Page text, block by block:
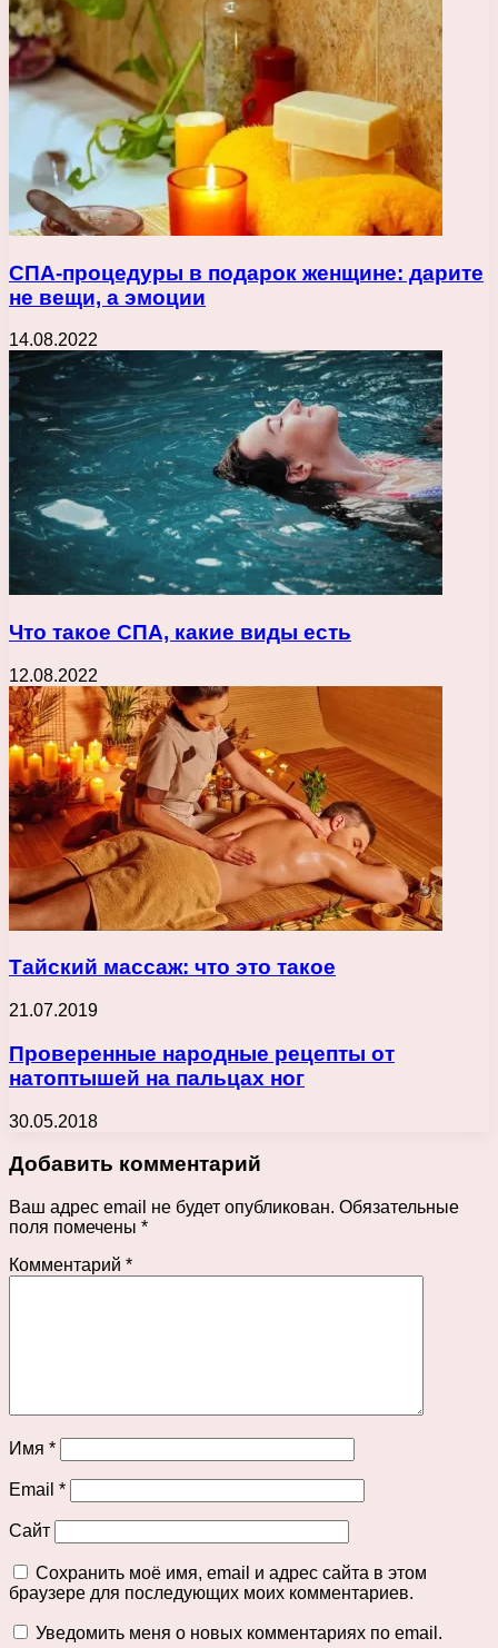
СПА-процедуры в подарок женщине: дарите
не вещи, а эмоции
14.08.2022
Что такое СПА, какие виды есть
12.08.2022
Тайский массаж: что это такое
21.07.2019
Проверенные народные рецепты от
натоптышей на пальцах ног
30.05.2018
Добавить комментарий
Ваш адрес email не будет опубликован. Обязательные
поля помечены *
Комментарий *
Имя *
Email *
Сайт
Сохранить моё имя, email и адрес сайта в этом
браузере для последующих моих комментариев.
Уведомить меня о новых комментариях по email.